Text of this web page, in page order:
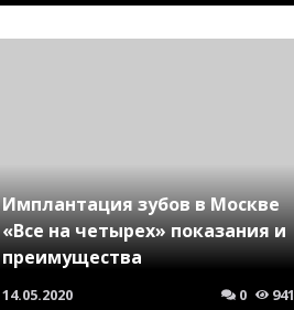
Имплантация зубов в Москве
«Все на четырех» показания и
преимущества
14.05.2020 0 941